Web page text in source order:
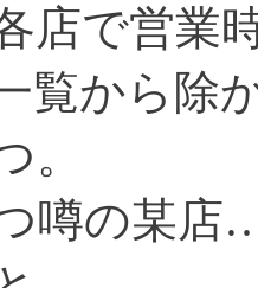
店で営業
覧から除
。
噂の某店